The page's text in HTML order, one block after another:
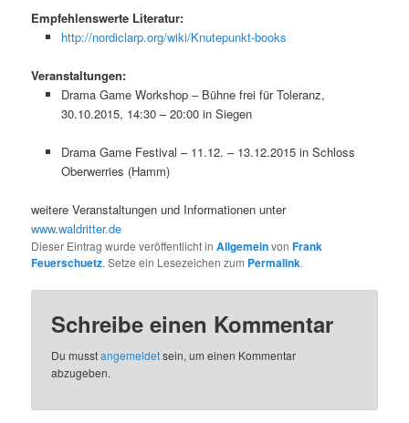
Empfehlenswerte Literatur:
http://nordiclarp.org/wiki/Knutepunkt-books
Veranstaltungen:
Drama Game Workshop – Bühne frei für Toleranz,
30.10.2015, 14:30 – 20:00 in Siegen
Drama Game Festival – 11.12. – 13.12.2015 in Schloss
Oberwerries (Hamm)
weitere Veranstaltungen und Informationen unter
www.waldritter.de
Dieser Eintrag wurde veröffentlicht inAllgemeinvonFrank
Feuerschuetz. Setze ein Lesezeichen zum Permalink.
Schreibe einen Kommentar
Du musstangemeldetsein, um einen Kommentar
abzugeben.